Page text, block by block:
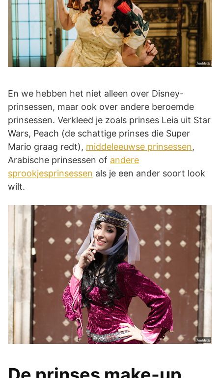
En we hebben het niet alleen over Disney-
prinsessen, maar ook over andere beroemde
prinsessen. Verkleed je zoals prinses Leia uit Star
Wars, Peach (de schattige prinses die Super
Mario graag redt), middeleeuwse prinsessen,
Arabische prinsessen of andere
sprookjesprinsessen als je een ander soort look
wilt.